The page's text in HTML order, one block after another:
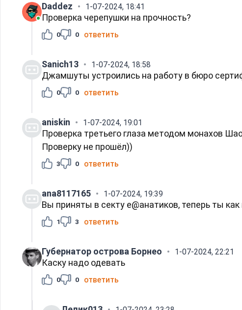
Daddez 1-07-2024, 18:41
Проверка черепушки на прочность?
0 0 ответить
Sanich13 1-07-2024, 18:58
Джамшуты устроились на работу в бюро
0 0 ответить
aniskin 1-07-2024, 19:01
Проверка третьего глаза методом монахов
Проверку не прошёл))
3 0 ответить
ana8117165 1-07-2024, 19:39
Вы приняты в секту е@анатиков, теперь ты
1 3 ответить
Губернатор острова Борнео 1-07-2024, 22:21
Каску надо одевать
0 0 ответить